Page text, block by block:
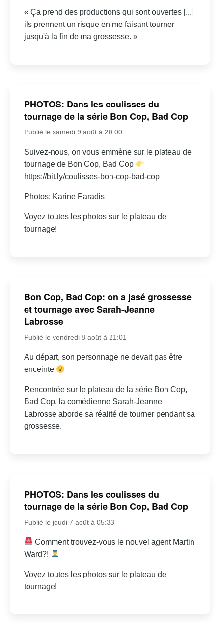
« Ça prend des productions qui sont ouvertes [...]
ils prennent un risque en me faisant tourner
jusqu'à la fin de ma grossesse. »
PHOTOS: Dans les coulisses du
tournage de la série Bon Cop, Bad Cop
Publié le samedi 9 août à 20:00
Suivez-nous, on vous emmène sur le plateau de
tournage de Bon Cop, Bad Cop
https://bit.ly/coulisses-bon-cop-bad-cop
Photos: Karine Paradis
Voyez toutes les photos sur le plateau de
tournage!
Bon Cop, Bad Cop: on a jasé grossesse
et tournage avec Sarah-Jeanne
Labrosse
Publié le vendredi 8 août à 21:01
Au départ, son personnage ne devait pas être
enceinte
Rencontrée sur le plateau de la série Bon Cop,
Bad Cop, la comédienne Sarah-Jeanne
Labrosse aborde sa réalité de tourner pendant sa
grossesse.
PHOTOS: Dans les coulisses du
tournage de la série Bon Cop, Bad Cop
Publié le jeudi 7 août à 05:33
Comment trouvez-vous le nouvel agent Martin
Ward?!
Voyez toutes les photos sur le plateau de
tournage!